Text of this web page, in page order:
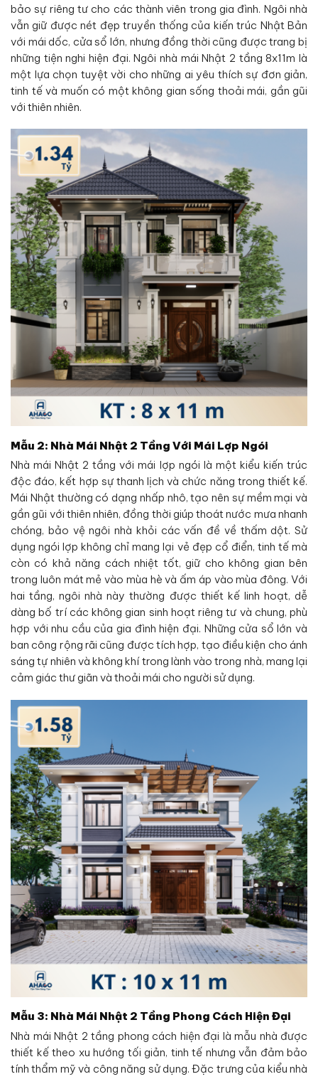
bảo sự riêng tư cho các thành viên trong gia đình. Ngôi nhà
vẫn giữ được nét đẹp truyền thống của kiến trúc Nhật Bản
với mái dốc, cửa sổ lớn, nhưng đồng thời cũng được trang bị
những tiện nghi hiện đại. Ngôi nhà mái Nhật 2 tầng 8x11m là
một lựa chọn tuyệt vời cho những ai yêu thích sự đơn giản,
tinh tế và muốn có một không gian sống thoải mái, gần gũi
với thiên nhiên.
Mẫu 2: Nhà Mái Nhật 2 Tầng Với Mái Lợp Ngói
Nhà mái Nhật 2 tầng với mái lợp ngói là một kiểu kiến trúc
độc đáo, kết hợp sự thanh lịch và chức năng trong thiết kế.
Mái Nhật thường có dạng nhấp nhô, tạo nên sự mềm mại và
gần gũi với thiên nhiên, đồng thời giúp thoát nước mưa nhanh
chóng, bảo vệ ngôi nhà khỏi các vấn đề về thấm dột. Sử
dụng ngói lợp không chỉ mang lại vẻ đẹp cổ điển, tinh tế mà
còn có khả năng cách nhiệt tốt, giữ cho không gian bên
trong luôn mát mẻ vào mùa hè và ấm áp vào mùa đông. Với
hai tầng, ngôi nhà này thường được thiết kế linh hoạt, dễ
dàng bố trí các không gian sinh hoạt riêng tư và chung, phù
hợp với nhu cầu của gia đình hiện đại. Những cửa sổ lớn và
ban công rộng rãi cũng được tích hợp, tạo điều kiện cho ánh
sáng tự nhiên và không khí trong lành vào trong nhà, mang lại
cảm giác thư giãn và thoải mái cho người sử dụng.
Mẫu 3: Nhà Mái Nhật 2 Tầng Phong Cách Hiện Đại
Nhà mái Nhật 2 tầng phong cách hiện đại là mẫu nhà được
thiết kế theo xu hướng tối giản, tinh tế nhưng vẫn đảm bảo
tính thẩm mỹ và công năng sử dụng. Đặc trưng của kiểu nhà